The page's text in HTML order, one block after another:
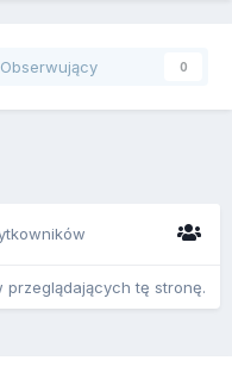
Obserwujący 0
tę stronę.